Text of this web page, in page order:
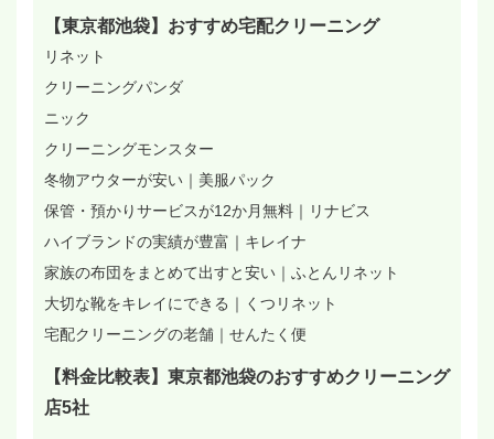
【東京都池袋】おすすめ宅配クリーニング
リネット
クリーニングパンダ
ニック
クリーニングモンスター
冬物アウターが安い｜美服パック
保管・預かりサービスが12か月無料｜リナビス
ハイブランドの実績が豊富｜キレイナ
家族の布団をまとめて出すと安い｜ふとんリネット
大切な靴をキレイにできる｜くつリネット
宅配クリーニングの老舗｜せんたく便
【料金比較表】東京都池袋のおすすめクリーニング
店5社